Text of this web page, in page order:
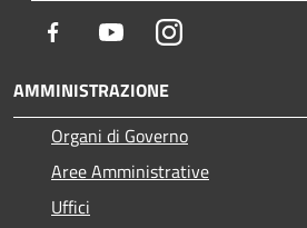
Facebook YoutubeInstagram
AMMINISTRAZIONE
Organi di Governo
Aree Amministrative
Uffici